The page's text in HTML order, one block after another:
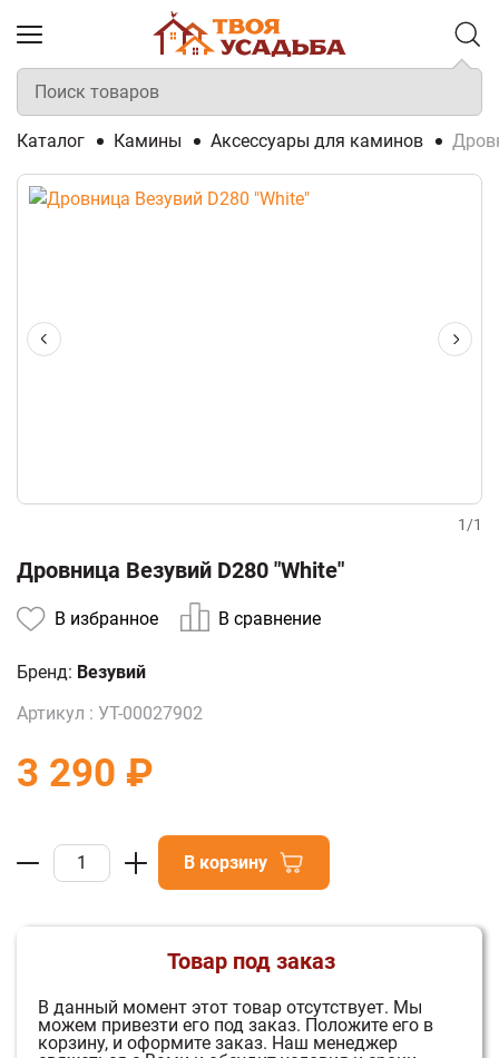
Каталог Камины Аксессуары для каминов
1/1
Дровница Везувий D280 "White"
В избранное В сравнение
Бренд: Везувий
Артикул : УТ-00027902
3 290 ₽
В корзину
Товар под заказ
В данный момент этот товар отсутствует. Мы
можем привезти его под заказ. Положите его в
корзину, и оформите заказ. Наш менеджер